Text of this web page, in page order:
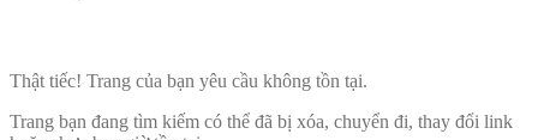
Thật tiếc! Trang của bạn yêu cầu không tồn tại.
Trang bạn đang tìm kiếm có thể đã bị xóa, chuyển đi, thay đổi link